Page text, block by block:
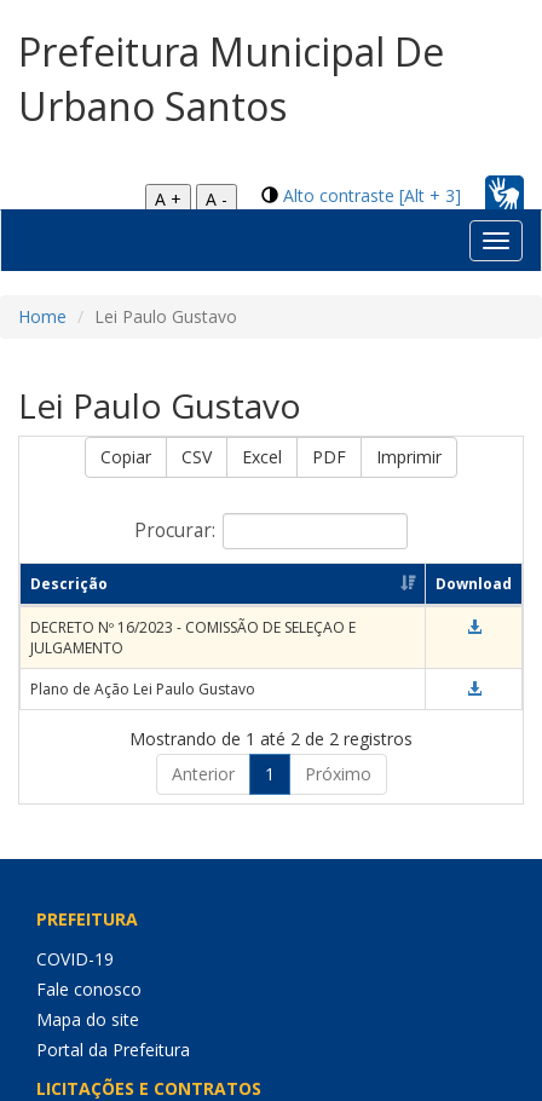
Prefeitura Municipal De
Urbano Santos
Alto contraste [Alt + 3]
A +
A -
Home Lei Paulo Gustavo
Lei Paulo Gustavo
Copiar CSV Excel PDF Imprimir
Procurar:
Descrição Download
DECRETO Nº 16/2023 - COMISSÃO DE SELEÇAO E
JULGAMENTO
Plano de Ação Lei Paulo Gustavo
Mostrando de 1 até 2 de 2 registros
Anterior
1 Próximo
PREFEITURA
COVID-19
Fale conosco
Mapa do site
Portal da Prefeitura
LICITAÇÕES E CONTRATOS